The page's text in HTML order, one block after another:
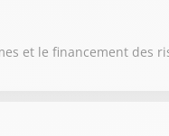
et le financement des